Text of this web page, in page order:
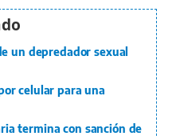
un depredador sexual
celular para una
termina con sanción de